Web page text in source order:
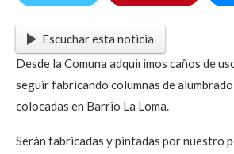
Escuchar esta noticia
Desde la Comuna adquirimos caños de
seguir fabricando columnas de
colocadas en Barrio La Loma.
Serán fabricadas y pintadas por nuestro